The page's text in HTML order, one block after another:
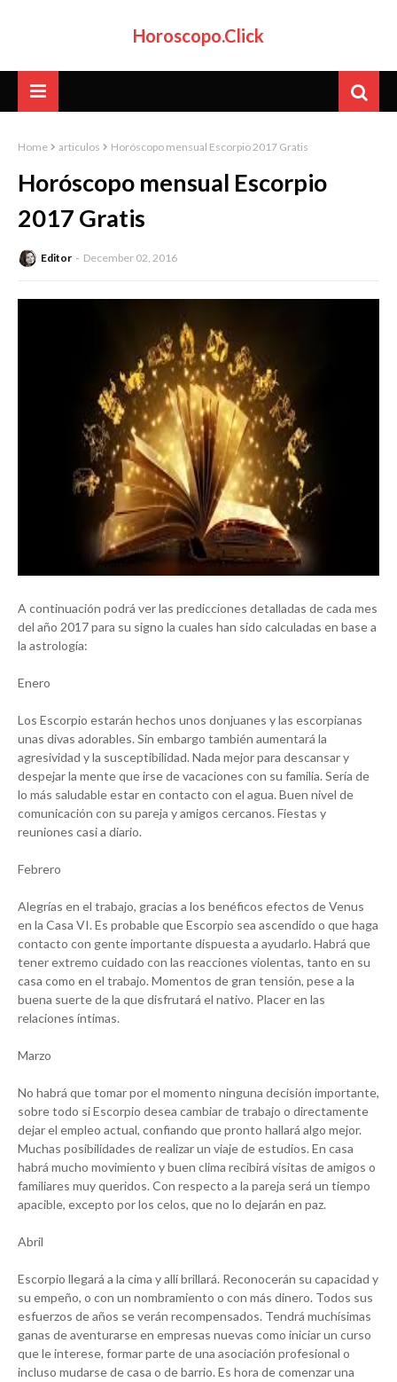
Horoscopo.Click
Home articulos Horóscopo mensual Escorpio 2017 Gratis
Horóscopo mensual Escorpio
2017 Gratis
Editor December 02, 2016
A continuación podrá ver las predicciones detalladas de cada mes
del año 2017 para su signo la cuales han sido calculadas en base a
la astrología:
Enero
Los Escorpio estarán hechos unos donjuanes y las escorpianas
unas divas adorables. Sin embargo también aumentará la
agresividad y la susceptibilidad. Nada mejor para descansar y
despejar la mente que irse de vacaciones con su familia. Sería de
lo más saludable estar en contacto con el agua. Buen nivel de
comunicación con su pareja y amigos cercanos. Fiestas y
reuniones casi a diario.
Febrero
Alegrías en el trabajo, gracias a los benéficos efectos de Venus
en la Casa VI. Es probable que Escorpio sea ascendido o que haga
contacto con gente importante dispuesta a ayudarlo. Habrá que
tener extremo cuidado con las reacciones violentas, tanto en su
casa como en el trabajo. Momentos de gran tensión, pese a la
buena suerte de la que disfrutará el nativo. Placer en las
relaciones íntimas.
Marzo
No habrá que tomar por el momento ninguna decisión importante,
sobre todo si Escorpio desea cambiar de trabajo o directamente
dejar el empleo actual, confiando que pronto hallará algo mejor.
Muchas posibilidades de realizar un viaje de estudios. En casa
habrá mucho movimiento y buen clima recibirá visitas de amigos o
familiares muy queridos. Con respecto a la pareja será un tiempo
apacible, excepto por los celos, que no lo dejarán en paz.
Abril
Escorpio llegará a la cima y allí brillará. Reconocerán su capacidad y
su empeño, o con un nombramiento o con más dinero. Todos sus
esfuerzos de años se verán recompensados. Tendrá muchísimas
ganas de aventurarse en empresas nuevas como iniciar un curso
que le interese, formar parte de una asociación profesional o
incluso mudarse de casa o de barrio. Es hora de comenzar una